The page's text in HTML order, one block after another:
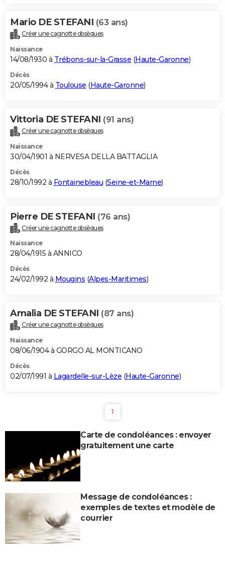
Mario DE STEFANI (63 ans)
Créer une cagnotte obsèques
Naissance
14/08/1930 à Trébons-sur-la-Grasse (Haute-Garonne)
Décès
20/05/1994 à Toulouse (Haute-Garonne)
Vittoria DE STEFANI (91 ans)
Créer une cagnotte obsèques
Naissance
30/04/1901 à NERVESA DELLA BATTAGLIA
Décès
28/10/1992 à Fontainebleau (Seine-et-Marne)
Pierre DE STEFANI (76 ans)
Créer une cagnotte obsèques
Naissance
28/04/1915 à ANNICO
Décès
24/02/1992 à Mougins (Alpes-Maritimes)
Amalia DE STEFANI (87 ans)
Créer une cagnotte obsèques
Naissance
08/06/1904 à GORGO AL MONTICANO
Décès
02/07/1991 à Lagardelle-sur-Lèze (Haute-Garonne)
1
Carte de condoléances : envoyer
gratuitement une carte
Message de condoléances :
exemples de textes et modèle de
courrier